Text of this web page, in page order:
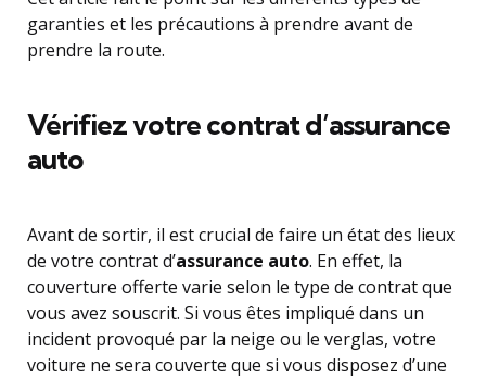
garanties et les précautions à prendre avant de
prendre la route.
Vérifiez votre contrat d’assurance
auto
Avant de sortir, il est crucial de faire un état des lieux
de votre contrat d’assurance auto. En effet, la
couverture offerte varie selon le type de contrat que
vous avez souscrit. Si vous êtes impliqué dans un
incident provoqué par la neige ou le verglas, votre
voiture ne sera couverte que si vous disposez d’une